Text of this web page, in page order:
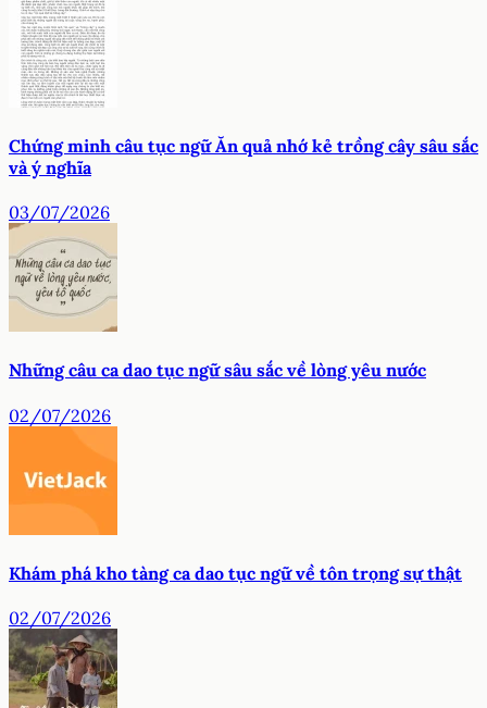
Chứng minh câu tục ngữ Ăn quả nhớ kẻ trồng cây sâu sắc
và ý nghĩa
03/07/2026
Những câu ca dao tục ngữ sâu sắc về lòng yêu nước
02/07/2026
Khám phá kho tàng ca dao tục ngữ về tôn trọng sự thật
02/07/2026